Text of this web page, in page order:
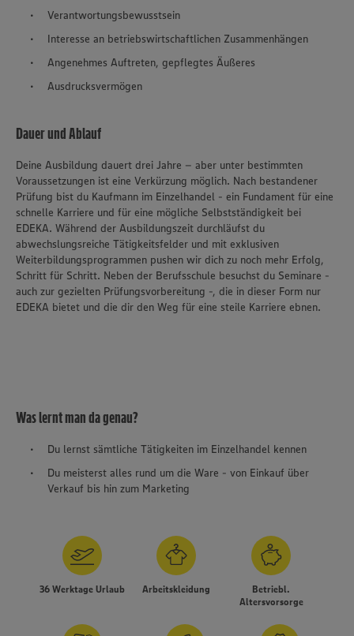
Wir setzen Cookies und andere Technologien ein, um Ihnen
ermöglichen. Wir verwenden Ihre Daten, um unsere
Inhalte anzubieten. Ihre Einwilligung in die Nutzung von
Verantwortungsbewusstsein
Interesse an betriebswirtschaftlichen Zusammenhängen
Angenehmes Auftreten, gepflegtes Äußeres
Ausdrucksvermögen
Dauer und Ablauf
Deine Ausbildung dauert drei Jahre – aber unter bestimmten
Voraussetzungen ist eine Verkürzung möglich. Nach bestandener
Prüfung bist du Kaufmann im Einzelhandel - ein Fundament für eine
schnelle Karriere und für eine mögliche Selbstständigkeit bei
EDEKA. Während der Ausbildungszeit durchläufst du
abwechslungsreiche Tätigkeitsfelder und mit exklusiven
Weiterbildungsprogrammen pushen wir dich zu noch mehr Erfolg,
Schritt für Schritt. Neben der Berufsschule besuchst du Seminare -
auch zur gezielten Prüfungsvorbereitung -, die in dieser Form nur
EDEKA bietet und die dir den Weg für eine steile Karriere ebnen.
Was lernt man da genau?
Du lernst sämtliche Tätigkeiten im Einzelhandel kennen
Du meisterst alles rund um die Ware - von Einkauf über
Verkauf bis hin zum Marketing
36 Werktage Urlaub Arbeitskleidung
Betriebl.
Altersvorsorge